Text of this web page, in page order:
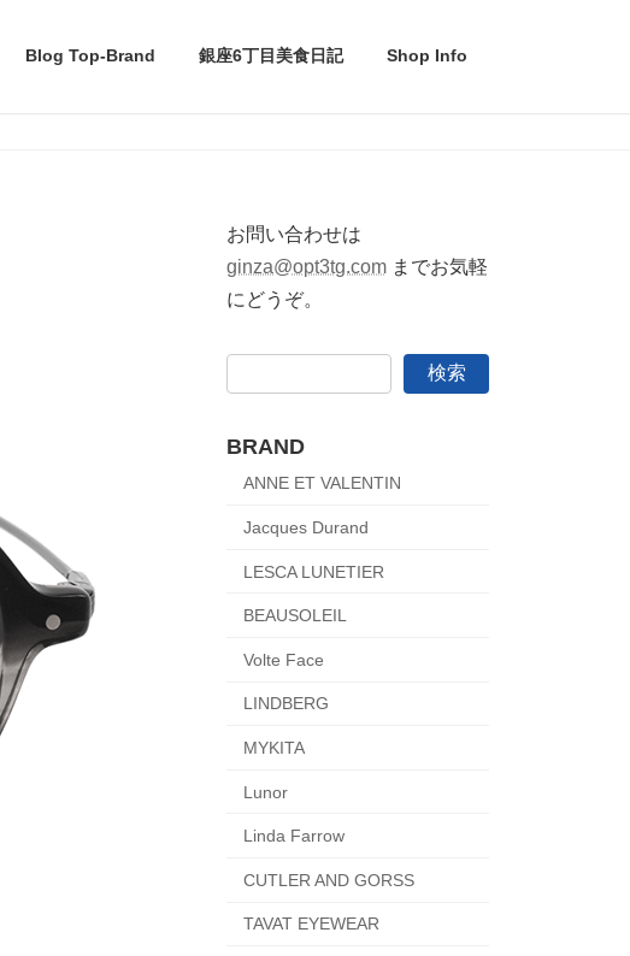
Blog Top-Brand 銀座6丁目美食日記 Shop Info
お問い合わせは
ginza@opt3tg.comまでお気軽
にどうぞ。
検索
BRAND
ANNE ET VALENTIN
Jacques Durand
LESCA LUNETIER
BEAUSOLEIL
Volte Face
LINDBERG
MYKITA
Lunor
Linda Farrow
CUTLER AND GORSS
TAVAT EYEWEAR